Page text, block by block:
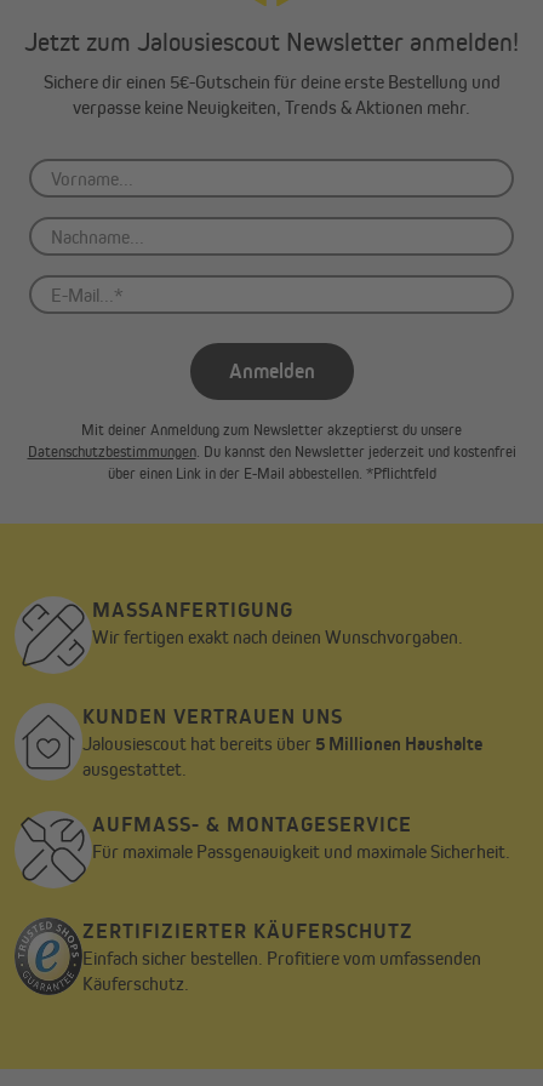
deinen Aktivitäten sammeln. Bitte lies die Details durch
und stimme der Nutzung des Service zu, um dieses Video
Mehr Informationen
Powered byUsercentrics Consent Management
Jetzt zum Jalousiescout Newsletter anmelden!
Sichere dir einen 5€-Gutschein für deine erste Bestellung und
verpasse keine Neuigkeiten, Trends & Aktionen mehr.
Anmelden
Mit deiner Anmeldung zum Newsletter akzeptierst du unsere
Datenschutzbestimmungen. Du kannst den Newsletter jederzeit und kostenfrei
über einen Link in der E-Mail abbestellen. *Pflichtfeld
MASSANFERTIGUNG
Wir fertigen exakt nach deinen Wunschvorgaben.
KUNDEN VERTRAUEN UNS
Jalousiescout hat bereits über 5 Millionen Haushalte
ausgestattet.
AUFMASS- & MONTAGESERVICE
Für maximale Passgenauigkeit und maximale Sicherheit.
ZERTIFIZIERTER KÄUFERSCHUTZ
Einfach sicher bestellen. Profitiere vom umfassenden
Käuferschutz.